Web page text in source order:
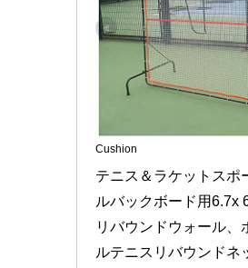
Cushion
テニス＆ラケットスポ
ルバックボード用6.7x
リバウンドウォール、
ルテニスリバウンドネ